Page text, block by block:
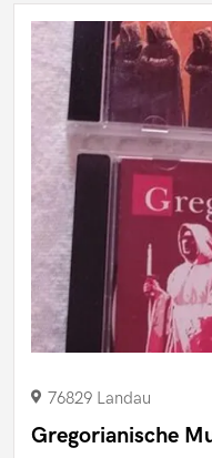
76829 Landau
Gregorianische